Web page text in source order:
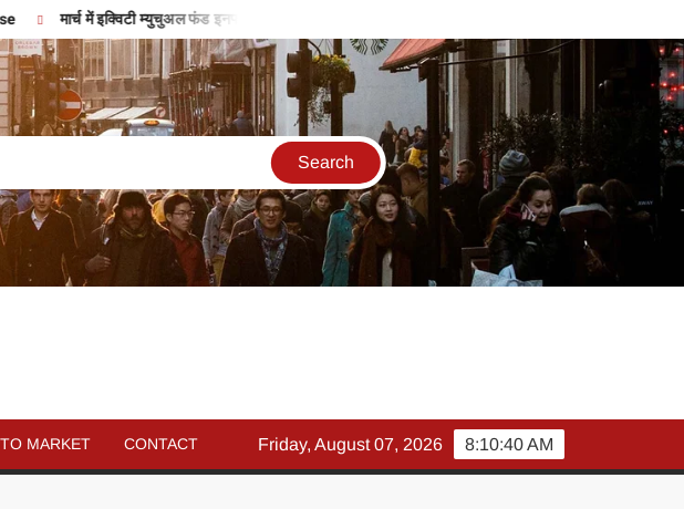
मार्च में इक्विटी म्युचुअल फंड इनफ्लो 14% गिरकर ₹25,082 करोड़, SIP में भी निवेश घटा – mutual
MARKET CONTACT 8:10:40 AM
Friday, August 07, 2026